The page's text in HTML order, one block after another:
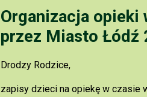
Organizacja opieki
przez Miasto Łódź
Drodzy Rodzice,
zapisy dzieci na opiekę w czasie